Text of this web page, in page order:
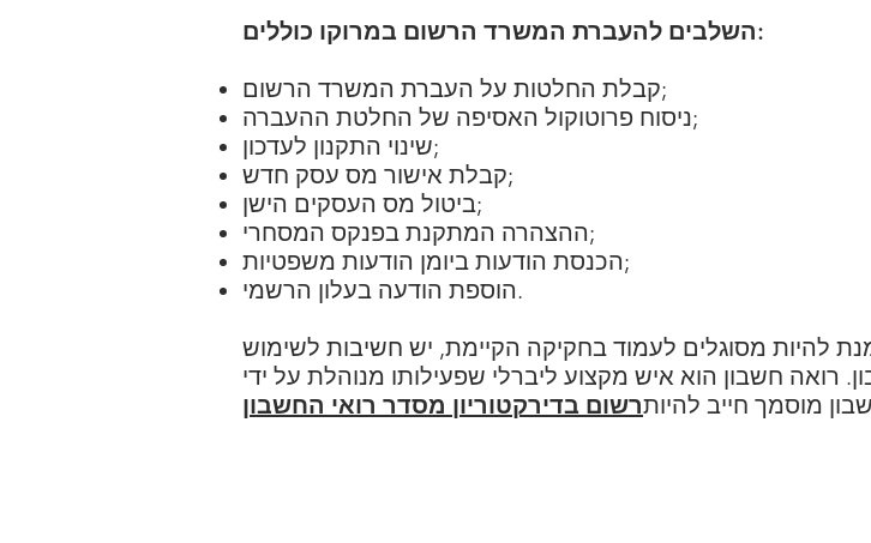
השלבים להעברת המשרד הרשום במרוקו כוללים:
קבלת החלטות על העברת המשרד הרשום;
ניסוח פרוטוקול האסיפה של החלטת ההעברה;
שינוי התקנון לעדכון;
קבלת אישור מס עסק חדש;
ביטול מס העסקים הישן;
ההצהרה המתקנת בפנקס המסחרי;
הכנסת הודעות ביומן הודעות משפטיות;
הוספת הודעה בעלון הרשמי.
להיות מסוגלים לעמוד בחקיקה הקיימת, יש חשיבות לשימוש
מוסמך חייב להיותרשום בדירקטוריון מסדר רואי החשבון